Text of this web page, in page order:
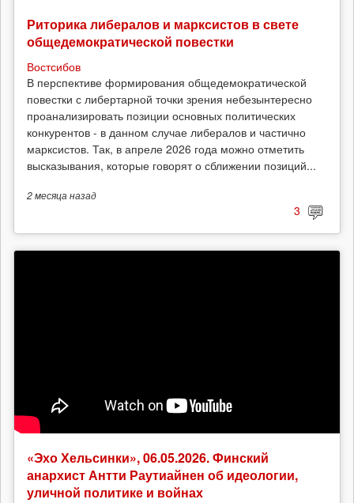
Риторика либералов и марксистов в свете
общедемократической повестки
Востсибов
В перспективе формирования общедемократической
повестки с либертарной точки зрения небезынтересно
проанализировать позиции основных политических
конкурентов - в данном случае либералов и частично
марксистов. Так, в апреле 2026 года можно отметить
высказывания, которые говорят о сближении позиций...
2 месяцаназад
3
«Эхо Хельсинки», 06.05.2026. Финский
анархист Антти Раутиайнен об идеологии,
уличной политике и войнах